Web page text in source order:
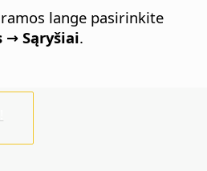
lange pasirinkite
→ Sąryšiai.